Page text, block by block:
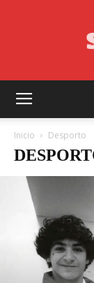
Inicio Desporto